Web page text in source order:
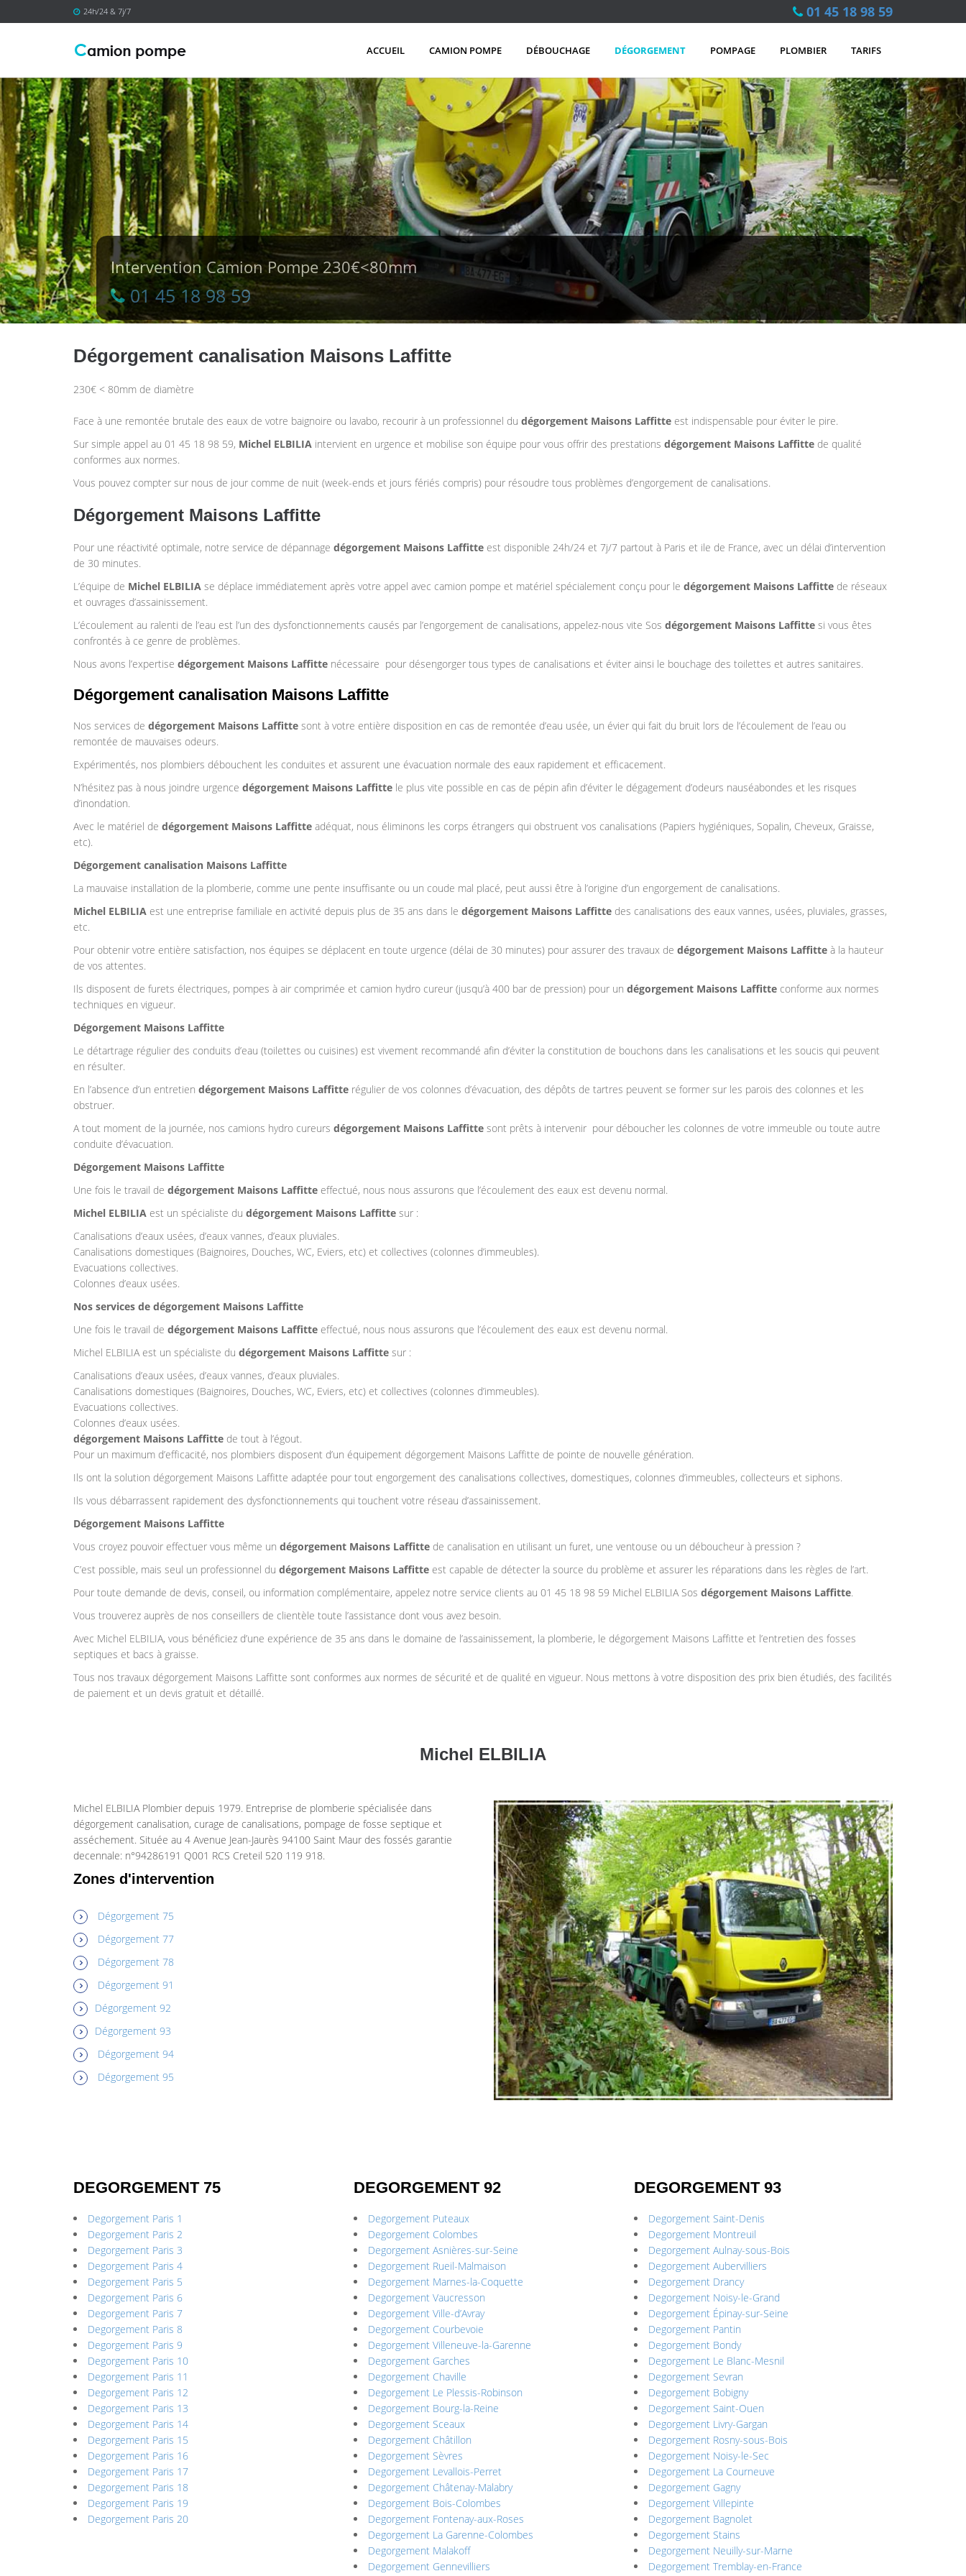
24h/24 & 7j/7 01 45 18 98 59
ACCUEIL CAMION POMPE DÉBOUCHAGE DÉGORGEMENT POMPAGE PLOMBIER TARIFS
Intervention Camion Pompe 230€<80mm
01 45 18 98 59
Dégorgement canalisation Maisons Laffitte
230€ < 80mm de diamètre
Face à une remontée brutale des eaux de votre baignoire ou lavabo, recourir à un professionnel du dégorgement Maisons Laffitte est indispensable pour éviter le pire.
Sur simple appel au 01 45 18 98 59, Michel ELBILIA intervient en urgence et mobilise son équipe pour vous offrir des prestations dégorgement Maisons Laffitte de qualité
conformes aux normes.
Vous pouvez compter sur nous de jour comme de nuit (week-ends et jours fériés compris) pour résoudre tous problèmes d’engorgement de canalisations.
Dégorgement Maisons Laffitte
Pour une réactivité optimale, notre service de dépannage dégorgement Maisons Laffitte est disponible 24h/24 et 7j/7 partout à Paris et ile de France, avec un délai d’intervention
de 30 minutes.
L’équipe de Michel ELBILIA se déplace immédiatement après votre appel avec camion pompe et matériel spécialement conçu pour le dégorgement Maisons Laffitte de réseaux
et ouvrages d’assainissement.
L’écoulement au ralenti de l’eau est l’un des dysfonctionnements causés par l’engorgement de canalisations, appelez-nous vite Sos dégorgement Maisons Laffitte si vous êtes
confrontés à ce genre de problèmes.
Nous avons l’expertise dégorgement Maisons Laffitte nécessaire pour désengorger tous types de canalisations et éviter ainsi le bouchage des toilettes et autres sanitaires.
Dégorgement canalisation Maisons Laffitte
Nos services de dégorgement Maisons Laffitte sont à votre entière disposition en cas de remontée d’eau usée, un évier qui fait du bruit lors de l’écoulement de l’eau ou
remontée de mauvaises odeurs.
Expérimentés, nos plombiers débouchent les conduites et assurent une évacuation normale des eaux rapidement et efficacement.
N’hésitez pas à nous joindre urgence dégorgement Maisons Laffitte le plus vite possible en cas de pépin afin d’éviter le dégagement d’odeurs nauséabondes et les risques
d’inondation.
Avec le matériel de dégorgement Maisons Laffitte adéquat, nous éliminons les corps étrangers qui obstruent vos canalisations (Papiers hygiéniques, Sopalin, Cheveux, Graisse,
etc).
Dégorgement canalisation Maisons Laffitte
La mauvaise installation de la plomberie, comme une pente insuffisante ou un coude mal placé, peut aussi être à l’origine d’un engorgement de canalisations.
Michel ELBILIA est une entreprise familiale en activité depuis plus de 35 ans dans le dégorgement Maisons Laffitte des canalisations des eaux vannes, usées, pluviales, grasses,
etc.
Pour obtenir votre entière satisfaction, nos équipes se déplacent en toute urgence (délai de 30 minutes) pour assurer des travaux de dégorgement Maisons Laffitte à la hauteur
de vos attentes.
Ils disposent de furets électriques, pompes à air comprimée et camion hydro cureur (jusqu’à 400 bar de pression) pour un dégorgement Maisons Laffitte conforme aux normes
techniques en vigueur.
Dégorgement Maisons Laffitte
Le détartrage régulier des conduits d’eau (toilettes ou cuisines) est vivement recommandé afin d’éviter la constitution de bouchons dans les canalisations et les soucis qui peuvent
en résulter.
En l’absence d’un entretien dégorgement Maisons Laffitte régulier de vos colonnes d’évacuation, des dépôts de tartres peuvent se former sur les parois des colonnes et les
obstruer.
A tout moment de la journée, nos camions hydro cureurs dégorgement Maisons Laffitte sont prêts à intervenir pour déboucher les colonnes de votre immeuble ou toute autre
conduite d’évacuation.
Dégorgement Maisons Laffitte
Une fois le travail de dégorgement Maisons Laffitte effectué, nous nous assurons que l’écoulement des eaux est devenu normal.
Michel ELBILIA est un spécialiste du dégorgement Maisons Laffitte sur :
Canalisations d’eaux usées, d’eaux vannes, d’eaux pluviales.
Canalisations domestiques (Baignoires, Douches, WC, Eviers, etc) et collectives (colonnes d’immeubles).
Evacuations collectives.
Colonnes d’eaux usées.
Nos services de dégorgement Maisons Laffitte
Une fois le travail de dégorgement Maisons Laffitte effectué, nous nous assurons que l’écoulement des eaux est devenu normal.
Michel ELBILIA est un spécialiste du dégorgement Maisons Laffitte sur :
Canalisations d’eaux usées, d’eaux vannes, d’eaux pluviales.
Canalisations domestiques (Baignoires, Douches, WC, Eviers, etc) et collectives (colonnes d’immeubles).
Evacuations collectives.
Colonnes d’eaux usées.
dégorgement Maisons Laffitte de tout à l’égout.
Pour un maximum d’efficacité, nos plombiers disposent d’un équipement dégorgement Maisons Laffitte de pointe de nouvelle génération.
Ils ont la solution dégorgement Maisons Laffitte adaptée pour tout engorgement des canalisations collectives, domestiques, colonnes d’immeubles, collecteurs et siphons.
Ils vous débarrassent rapidement des dysfonctionnements qui touchent votre réseau d’assainissement.
Dégorgement Maisons Laffitte
Vous croyez pouvoir effectuer vous même un dégorgement Maisons Laffitte de canalisation en utilisant un furet, une ventouse ou un déboucheur à pression ?
C’est possible, mais seul un professionnel du dégorgement Maisons Laffitte est capable de détecter la source du problème et assurer les réparations dans les règles de l’art.
Pour toute demande de devis, conseil, ou information complémentaire, appelez notre service clients au 01 45 18 98 59 Michel ELBILIA Sos dégorgement Maisons Laffitte.
Vous trouverez auprès de nos conseillers de clientèle toute l’assistance dont vous avez besoin.
Avec Michel ELBILIA, vous bénéficiez d’une expérience de 35 ans dans le domaine de l’assainissement, la plomberie, le dégorgement Maisons Laffitte et l’entretien des fosses
septiques et bacs à graisse.
Tous nos travaux dégorgement Maisons Laffitte sont conformes aux normes de sécurité et de qualité en vigueur. Nous mettons à votre disposition des prix bien étudiés, des facilités
de paiement et un devis gratuit et détaillé.
Michel ELBILIA
Michel ELBILIA Plombier depuis 1979. Entreprise de plomberie spécialisée dans
dégorgement canalisation, curage de canalisations, pompage de fosse septique et
asséchement. Située au 4 Avenue Jean-Jaurès 94100 Saint Maur des fossés garantie
decennale: n°94286191 Q001 RCS Creteil 520 119 918.
Zones d'intervention
Dégorgement 75
Dégorgement 77
Dégorgement 78
Dégorgement 91
Dégorgement 92
Dégorgement 93
Dégorgement 94
Dégorgement 95
DEGORGEMENT 75
Degorgement Paris 1
Degorgement Paris 2
Degorgement Paris 3
Degorgement Paris 4
Degorgement Paris 5
Degorgement Paris 6
Degorgement Paris 7
Degorgement Paris 8
Degorgement Paris 9
Degorgement Paris 10
Degorgement Paris 11
Degorgement Paris 12
Degorgement Paris 13
Degorgement Paris 14
Degorgement Paris 15
Degorgement Paris 16
Degorgement Paris 17
Degorgement Paris 18
Degorgement Paris 19
Degorgement Paris 20
DEGORGEMENT 92
Degorgement Puteaux
Degorgement Colombes
Degorgement Asnières-sur-Seine
Degorgement Rueil-Malmaison
Degorgement Marnes-la-Coquette
Degorgement Vaucresson
Degorgement Ville-d’Avray
Degorgement Courbevoie
Degorgement Villeneuve-la-Garenne
Degorgement Garches
Degorgement Chaville
Degorgement Le Plessis-Robinson
Degorgement Bourg-la-Reine
Degorgement Sceaux
Degorgement Châtillon
Degorgement Sèvres
Degorgement Levallois-Perret
Degorgement Châtenay-Malabry
Degorgement Bois-Colombes
Degorgement Fontenay-aux-Roses
Degorgement La Garenne-Colombes
Degorgement Malakoff
Degorgement Gennevilliers
DEGORGEMENT 93
Degorgement Saint-Denis
Degorgement Montreuil
Degorgement Aulnay-sous-Bois
Degorgement Aubervilliers
Degorgement Drancy
Degorgement Noisy-le-Grand
Degorgement Épinay-sur-Seine
Degorgement Pantin
Degorgement Bondy
Degorgement Le Blanc-Mesnil
Degorgement Sevran
Degorgement Bobigny
Degorgement Saint-Ouen
Degorgement Livry-Gargan
Degorgement Rosny-sous-Bois
Degorgement Noisy-le-Sec
Degorgement La Courneuve
Degorgement Gagny
Degorgement Villepinte
Degorgement Bagnolet
Degorgement Stains
Degorgement Neuilly-sur-Marne
Degorgement Tremblay-en-France